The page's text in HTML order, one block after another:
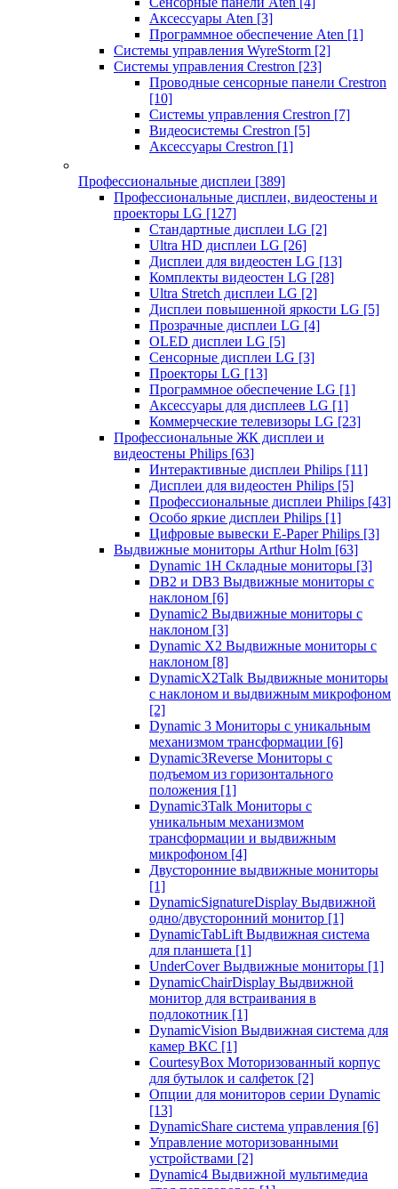
Аксессуары Aten [3]
Программное обеспечение Aten [1]
Системы управления WyreStorm [2]
Системы управления Crestron [23]
Проводные сенсорные панели Crestron
[10]
Системы управления Crestron [7]
Видеосистемы Crestron [5]
Аксессуары Crestron [1]
Профессиональные дисплеи [389]
Профессиональные дисплеи, видеостены и
проекторы LG [127]
Стандартные дисплеи LG [2]
Ultra HD дисплеи LG [26]
Дисплеи для видеостен LG [13]
Комплекты видеостен LG [28]
Ultra Stretch дисплеи LG [2]
Дисплеи повышенной яркости LG [5]
Прозрачные дисплеи LG [4]
OLED дисплеи LG [5]
Сенсорные дисплеи LG [3]
Проекторы LG [13]
Программное обеспечение LG [1]
Аксессуары для дисплеев LG [1]
Коммерческие телевизоры LG [23]
Профессиональные ЖК дисплеи и
видеостены Philips [63]
Интерактивные дисплеи Philips [11]
Дисплеи для видеостен Philips [5]
Профессиональные дисплеи Philips [43]
Особо яркие дисплеи Philips [1]
Цифровые вывески E-Paper Philips [3]
Выдвижные мониторы Arthur Holm [63]
Dynamic 1Н Складные мониторы [3]
DB2 и DB3 Выдвижные мониторы с
наклоном [6]
Dynamic2 Выдвижные мониторы с
наклоном [3]
Dynamic X2 Выдвижные мониторы с
наклоном [8]
DynamicX2Talk Выдвижные мониторы
с наклоном и выдвижным микрофоном
[2]
Dynamic 3 Мониторы с уникальным
механизмом трансформации [6]
Dynamic3Reverse Мониторы с
подъемом из горизонтального
положения [1]
Dynamic3Talk Мониторы с
уникальным механизмом
трансформации и выдвижным
микрофоном [4]
Двусторонние выдвижные мониторы
[1]
DynamicSignatureDisplay Выдвижной
одно/двусторонний монитор [1]
DynamicTabLift Выдвижная система
для планшета [1]
UnderCover Выдвижные мониторы [1]
DynamicChairDisplay Выдвижной
монитор для встраивания в
подлокотник [1]
DynamicVision Выдвижная система для
камер ВКС [1]
CourtesyBox Моторизованный корпус
для бутылок и салфеток [2]
Опции для мониторов серии Dynamic
[13]
DynamicShare система управления [6]
Управление моторизованными
устройствами [2]
Dynamic4 Выдвижной мультимедиа